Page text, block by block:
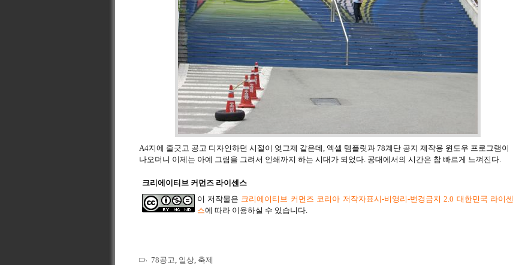
A4지에 줄긋고 공고 디자인하던 시절이 엊그제 같은데, 엑셀 템플릿과 78계단 공지 제작용 윈도우 프로그램이
나오더니 이제는 아예 그림을 그려서 인쇄까지 하는 시대가 되었다. 공대에서의 시간은 참 빠르게 느껴진다.
크리에이티브 커먼즈 라이센스
이 저작물은 크리에이티브 커먼즈 코리아 저작자표시-비영리-변경금지 2.0 대한민국 라이센
스에 따라 이용하실 수 있습니다.
78공고, 일상, 축제